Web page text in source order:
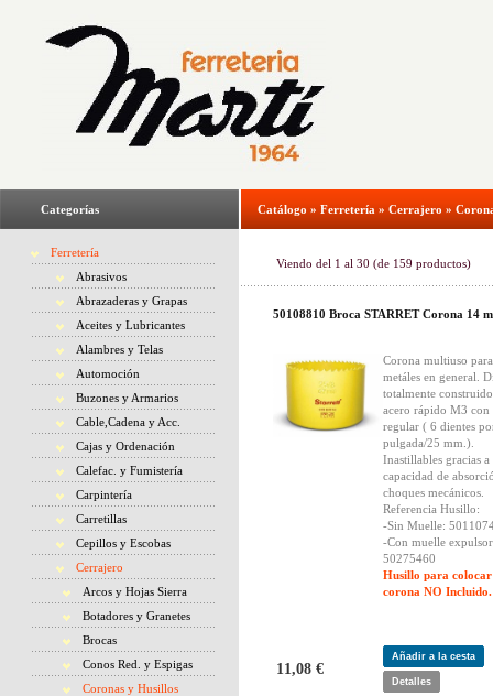
Categorías
Ferretería
Abrasivos
Abrazaderas y Grapas
Aceites y Lubricantes
Alambres y Telas
Automoción
Buzones y Armarios
Cable,Cadena y Acc.
Cajas y Ordenación
Calefac. y Fumistería
Carpintería
Carretillas
Cepillos y Escobas
Cerrajero
Arcos y Hojas Sierra
Botadores y Granetes
Brocas
Conos Red. y Espigas
Coronas y Husillos
Catálogo » Ferretería » Cerrajero »
Viendo del 1 al 30 (de 159 productos)
50108810 Broca STARRET Corona 14
Corona multiuso para
metáles en general.
totalmente
acero rápido M3 con
regular ( 6 dientes
pulgada/25 mm.).
Inastillables gracias a
capacidad de
choques mecánicos.
Referencia Husillo:
-Sin Muelle:
-Con muelle
50275460
Husillo para
corona NO Incluido.
11,08 €
Añadir a la cesta
Detalles